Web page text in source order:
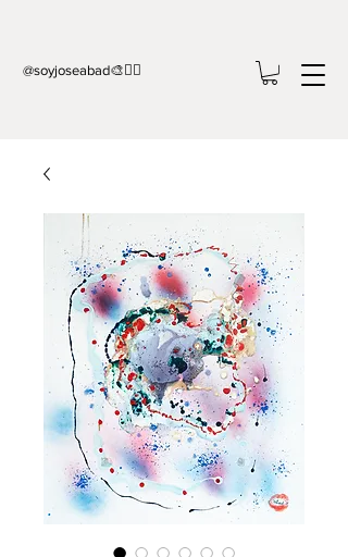
@soyjoseabad🎨✍🏻